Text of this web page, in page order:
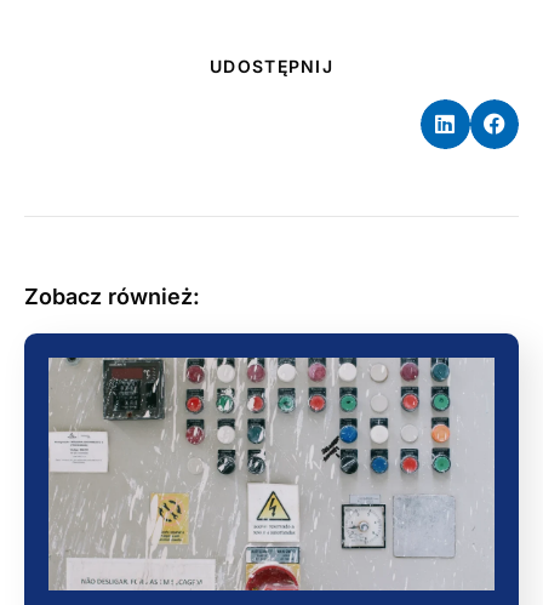
UDOSTĘPNIJ
Zobacz również: